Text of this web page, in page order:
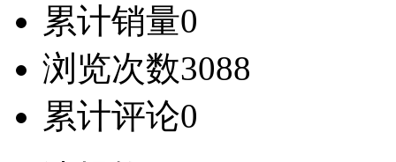
累计销量0
浏览次数3088
累计评论0